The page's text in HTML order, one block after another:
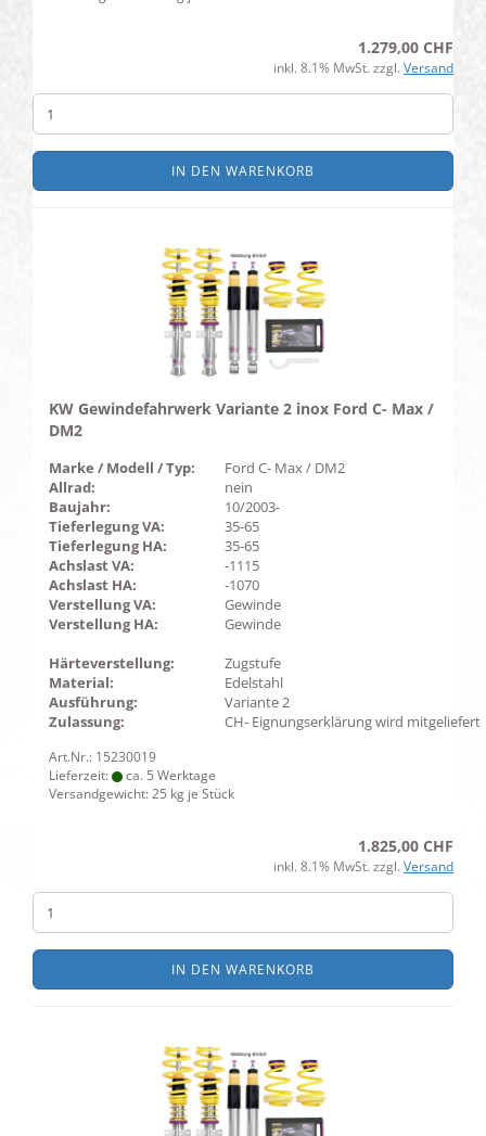
1.279,00 CHF
inkl. 8.1% MwSt. zzgl. Versand
IN DEN WARENKORB
KW Gewindefahrwerk Variante 2 inox Ford C- Max /
DM2
Marke / Modell / Typ:
Ford C- Max / DM2
Allrad:
nein
Baujahr:
10/2003-
Tieferlegung VA:
35-65
Tieferlegung HA:
35-65
Achslast VA:
-1115
Achslast HA:
-1070
Verstellung VA:
Gewinde
Verstellung HA:
Gewinde
Härteverstellung:
Zugstufe
Material:
Edelstahl
Ausführung:
Variante 2
Zulassung:
CH- Eignungserklärung wird mitgeliefert
Art.Nr.: 15230019
Lieferzeit:
ca. 5 Werktage
Versandgewicht:25 kg je Stück
1.825,00 CHF
inkl. 8.1% MwSt. zzgl. Versand
IN DEN WARENKORB